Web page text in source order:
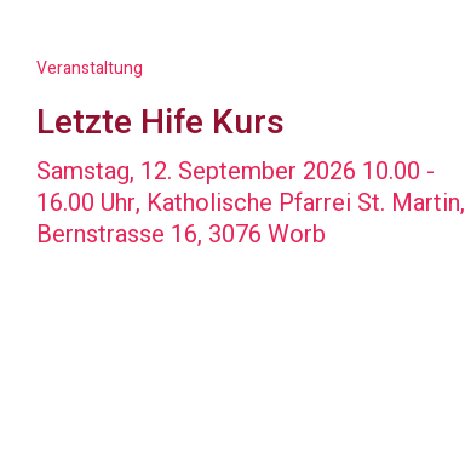
Veranstaltung
Letzte Hife Kurs
Samstag, 12. September 2026 10.00 -
16.00 Uhr, Katholische Pfarrei St. Martin,
Bernstrasse 16, 3076 Worb